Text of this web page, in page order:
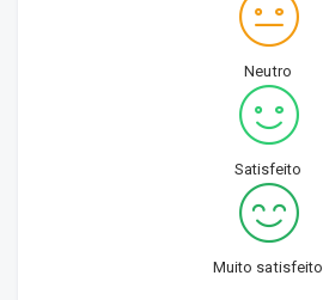
Neutro
Satisfeito
Muito satisfeito